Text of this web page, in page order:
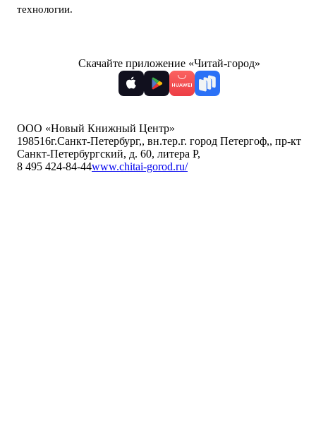
технологии.
Скачайте приложение «Читай-город»
ООО «Новый Книжный Центр»
198516г.Санкт-Петербург,, вн.тер.г. город Петергоф,, пр-кт
Санкт-Петербургский, д. 60, литера Р,
8 495 424-84-44www.chitai-gorod.ru/